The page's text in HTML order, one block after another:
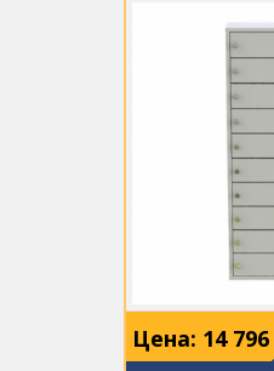
Цена: 14 796